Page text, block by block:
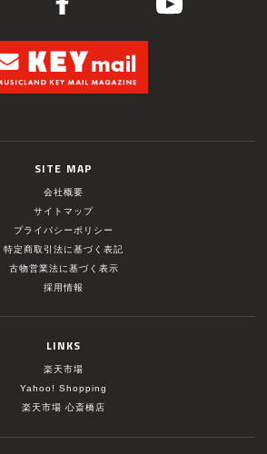
SITE MAP
会社概要
サイトマップ
プライバシーポリシー
特定商取引法に基づく表記
古物営業法に基づく表示
採用情報
LINKS
楽天市場
Yahoo! Shopping
楽天市場 心斎橋店